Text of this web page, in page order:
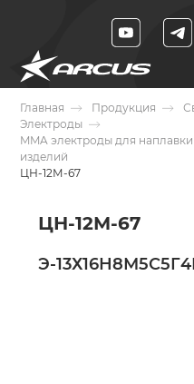
Главная Продукция
Электроды
MMA электроды для
изделий
ЦН-12М-67
ЦН-12М-67
Э-